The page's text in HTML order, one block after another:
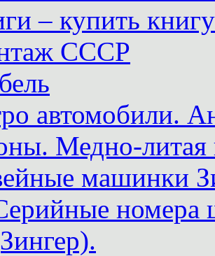
– купить
СССР
автомобили.
Медно-литая
машинки